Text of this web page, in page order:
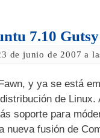
7.10
de junio de 2007 a
y ya se está
de Linux.
soporte para
nueva fusión de